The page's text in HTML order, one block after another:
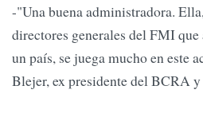
-"Una buena administradora.
directores generales del FMI
un país, se juega mucho en este
Blejer, ex presidente del BCRA